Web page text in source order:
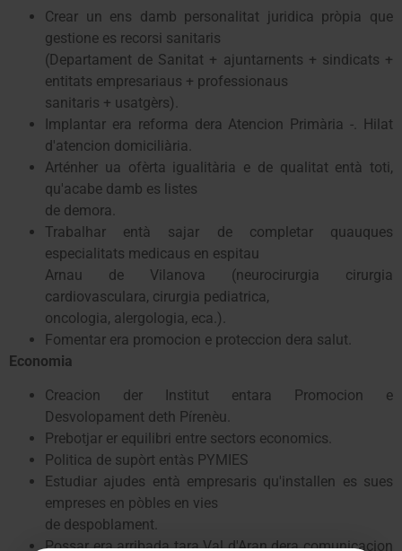
Crear un ens damb personalitat juridica pròpia que
gestione es recorsi sanitaris
(Departament de Sanitat + ajuntarnents + sindicats +
entitats empresariaus + professionaus
sanitaris + usatgèrs).
Implantar era reforma dera Atencion Primària -. Hilat
d'atencion domiciliària.
Arténher ua ofèrta igualitària e de qualitat entà toti,
qu'acabe damb es listes
de demora.
Trabalhar entà sajar de completar quauques
especialitats medicaus en espitau
Arnau de Vilanova (neurocirurgia cirurgia
cardiovasculara, cirurgia pediatrica,
oncologia, alergologia, eca.).
Fomentar era promocion e proteccion dera salut.
Economia
Creacion der Institut entara Promocion e
Desvolopament deth Pírenèu.
Prebotjar er equilibri entre sectors economics.
Politica de supòrt entàs PYMIES
Estudiar ajudes entà empresaris qu'installen es sues
empreses en pòbles en vies
de despoblament.
Possar era arribada tara Val d'Aran dera comunicacion